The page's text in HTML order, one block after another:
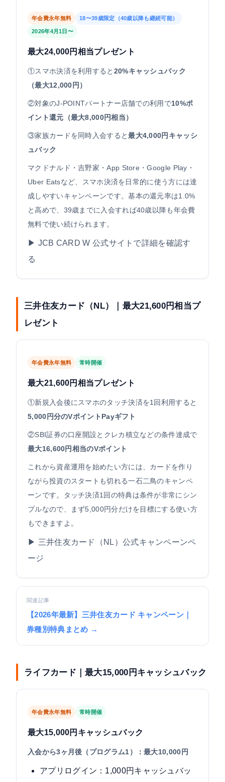
年会費永年無料 18〜39歳限定（40歳以降も継続可能）
2026年4月1日〜
最大24,000円相当プレゼント
①スマホ決済を利用すると 20%キャッシュバック
（最大12,000円）
②対象のJ-POINTパートナー店舗での利用で10%ポ
イント還元（最大8,000円相当）
③家族カードを同時入会すると最大4,000円キャッシ
ュバック
マクドナルド・吉野家・App Store・Google Play・
Uber Eatsなど、スマホ決済を日常的に使う方には達
成しやすいキャンペーンです。基本の還元率は1.0%
と高めで、39歳までに入会すれば40歳以降も年会費
無料で使い続けられます。
▶ JCB CARD W 公式サイトで詳細を確認す
る
三井住友カード（NL）｜最大21,600円相当プ
レゼント
年会費永年無料 常時開催
最大21,600円相当プレゼント
①新規入会後にスマホのタッチ決済を1回利用すると
5,000円分のVポイントPayギフト
②SBI証券の口座開設とクレカ積立などの条件達成で
最大16,600円相当のVポイント
これから資産運用を始めたい方には、カードを作り
ながら投資のスタートも切れる一石二鳥のキャンペ
ーンです。タッチ決済1回の特典は条件が非常にシン
プルなので、まず5,000円分だけを目標にする使い方
もできますよ。
▶ 三井住友カード（NL）公式キャンペーンペ
ージ
関連記事
【2026年最新】三井住友カード キャンペーン｜
券種別特典まとめ →
ライフカード｜最大15,000円キャッシュバック
年会費永年無料 常時開催
最大15,000円キャッシュバック
入会から3ヶ月後（プログラム1）：最大10,000円
アプリログイン：1,000円キャッシュバッ